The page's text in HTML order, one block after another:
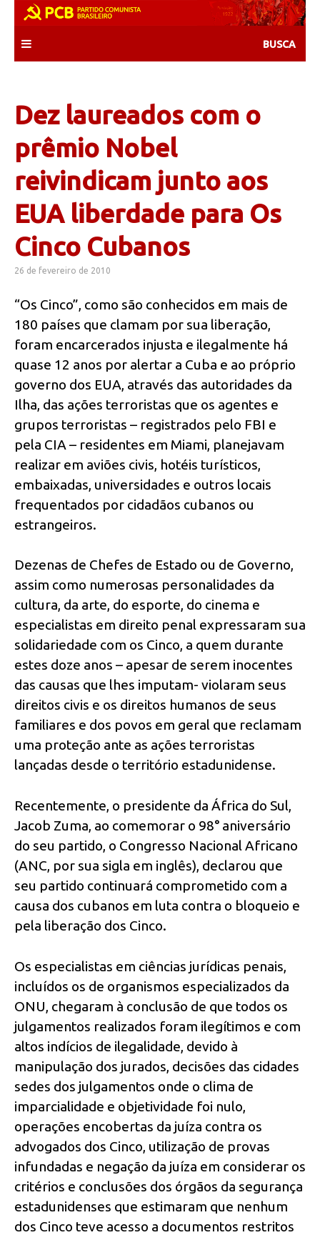
content
Dez laureados com o
prêmio Nobel
reivindicam junto aos
EUA liberdade para Os
Cinco Cubanos
26 de fevereiro de 2010
“Os Cinco”, como são conhecidos em mais de
180 países que clamam por sua liberação,
foram encarcerados injusta e ilegalmente há
quase 12 anos por alertar a Cuba e ao próprio
governo dos EUA, através das autoridades da
Ilha, das ações terroristas que os agentes e
grupos terroristas – registrados pelo FBI e
pela CIA – residentes em Miami, planejavam
realizar em aviões civis, hotéis turísticos,
embaixadas, universidades e outros locais
frequentados por cidadãos cubanos ou
estrangeiros.
Dezenas de Chefes de Estado ou de Governo,
assim como numerosas personalidades da
cultura, da arte, do esporte, do cinema e
especialistas em direito penal expressaram sua
solidariedade com os Cinco, a quem durante
estes doze anos – apesar de serem inocentes
das causas que lhes imputam- violaram seus
direitos civis e os direitos humanos de seus
familiares e dos povos em geral que reclamam
uma proteção ante as ações terroristas
lançadas desde o território estadunidense.
Recentemente, o presidente da África do Sul,
Jacob Zuma, ao comemorar o 98° aniversário
do seu partido, o Congresso Nacional Africano
(ANC, por sua sigla em inglês), declarou que
seu partido continuará comprometido com a
causa dos cubanos em luta contra o bloqueio e
pela liberação dos Cinco.
Os especialistas em ciências jurídicas penais,
incluídos os de organismos especializados da
ONU, chegaram à conclusão de que todos os
julgamentos realizados foram ilegítimos e com
altos indícios de ilegalidade, devido à
manipulação dos jurados, decisões das cidades
sedes dos julgamentos onde o clima de
imparcialidade e objetividade foi nulo,
operações encobertas da juíza contra os
advogados dos Cinco, utilização de provas
infundadas e negação da juíza em considerar os
critérios e conclusões dos órgãos da segurança
estadunidenses que estimaram que nenhum
dos Cinco teve acesso a documentos restritos